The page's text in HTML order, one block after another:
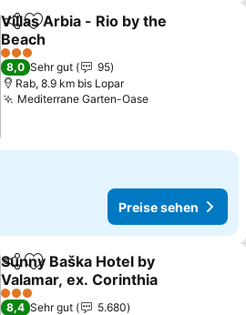
TeilenZu Favoriten hinzufügen
Villas Arbia - Rio by the
Beach
Preise sehen
3 Sterne
8,0 Sehr gut
95
Rab, 8.9 km bis Lopar
Mediterrane Garten-OasePreise sehen
Preise sehen
TeilenZu Favoriten hinzufügen
Sunny Baška Hotel by
Valamar, ex. Corinthia
Preise sehen
3 Sterne
8,4 Sehr gut
5.680